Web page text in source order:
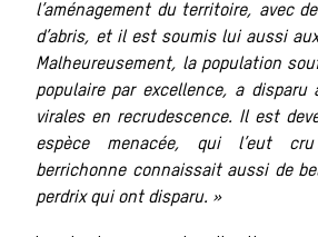
l’aménagement du territoire, avec
d’abris, et il est soumis lui aussi
Malheureusement, la population
populaire par excellence, a disparu
virales en recrudescence. Il est
espèce menacée, qui l’eut cru
berrichonne connaissait aussi de
perdrix qui ont disparu. »